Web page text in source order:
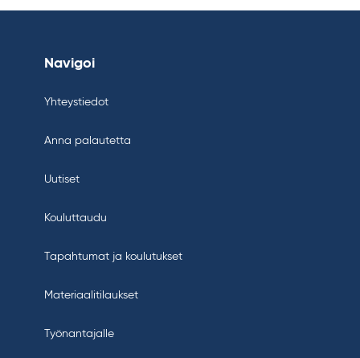
Navigoi
Yhteystiedot
Anna palautetta
Uutiset
Kouluttaudu
Tapahtumat ja koulutukset
Materiaalitilaukset
Työnantajalle